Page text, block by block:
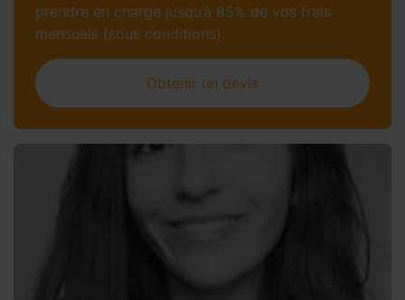
prendre en charge jusqu’à 85% de vos frais
mensuels (sous conditions).
Obtenir un devis